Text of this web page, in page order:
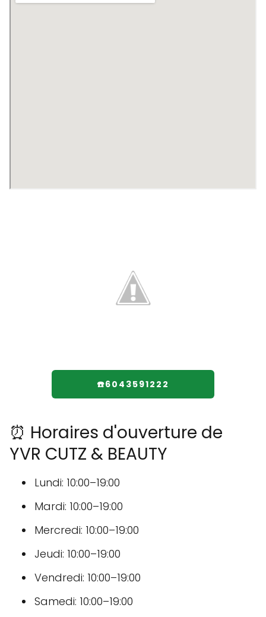
☎️6043591222
⏰ Horaires d'ouverture de
YVR CUTZ & BEAUTY
Lundi: 10:00–19:00
Mardi: 10:00–19:00
Mercredi: 10:00–19:00
Jeudi: 10:00–19:00
Vendredi: 10:00–19:00
Samedi: 10:00–19:00